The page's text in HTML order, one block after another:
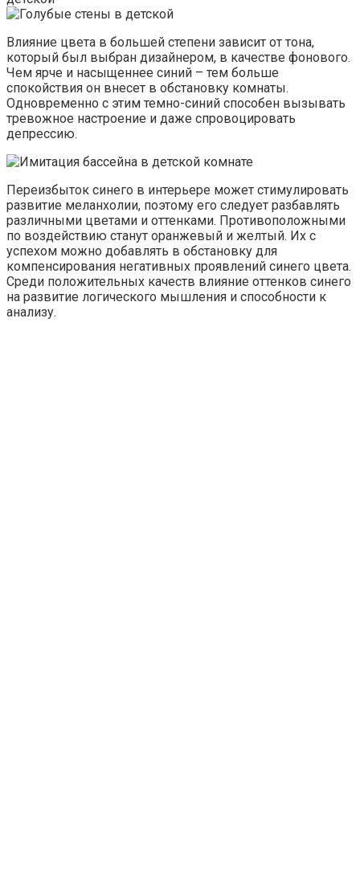
Влияние цвета в большей степени зависит от тона,
который был выбран дизайнером, в качестве фонового.
Чем ярче и насыщеннее синий – тем больше
спокойствия он внесет в обстановку комнаты.
Одновременно с этим темно-синий способен вызывать
тревожное настроение и даже спровоцировать
депрессию.
Переизбыток синего в интерьере может стимулировать
развитие меланхолии, поэтому его следует разбавлять
различными цветами и оттенками. Противоположными
по воздействию станут оранжевый и желтый. Их с
успехом можно добавлять в обстановку для
компенсирования негативных проявлений синего цвета.
Среди положительных качеств влияние оттенков синего
на развитие логического мышления и способности к
анализу.